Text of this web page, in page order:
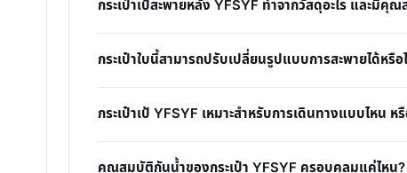
กระเป๋าเป้สะพายหลัง YFSYF ทำจากวัสดุอะไร และมีคุ
กระเป๋าใบนี้สามารถปรับเปลี่ยนรูปแบบการสะพายได้หรือ
กระเป๋าเป้ YFSYF เหมาะสำหรับการเดินทางแบบไหน ห
คุณสมบัติกันน้ำของกระเป๋า YFSYF ครอบคลุมแค่ไหน?